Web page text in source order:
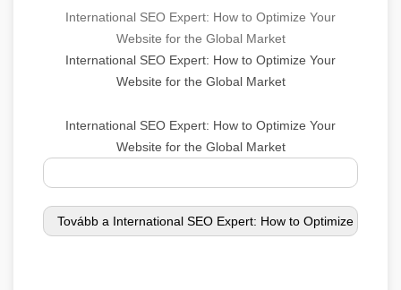
International SEO Expert: How to Optimize Your
Website for the Global Market
International SEO Expert: How to Optimize Your
Website for the Global Market
International SEO Expert: How to Optimize Your
Website for the Global Market